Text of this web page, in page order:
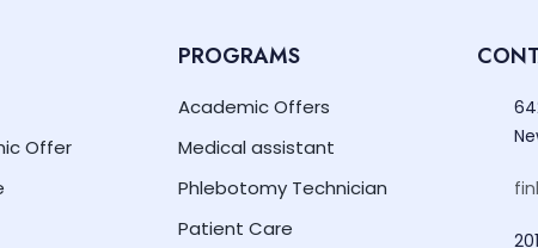
Offer
PROGRAMS
Academic Offers
Medical assistant
Phlebotomy Technician
Patient Care